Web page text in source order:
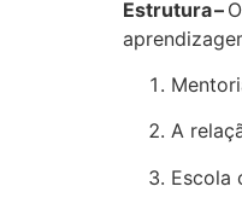
Estrutura –
A
Escola